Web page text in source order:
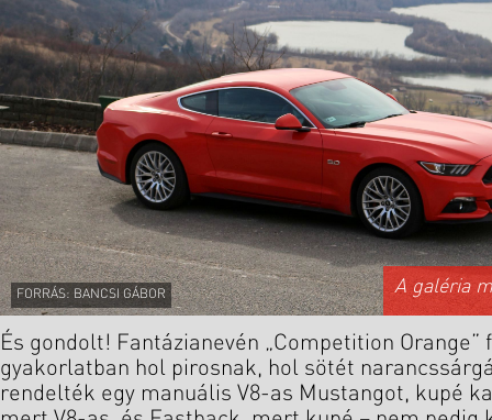
FORRÁS: BANCSI GÁBOR A galéria
És gondolt! Fantázianevén „Competition Orange”
gyakorlatban hol pirosnak, hol sötét
rendelték egy manuális V8-as Mustangot, kupé